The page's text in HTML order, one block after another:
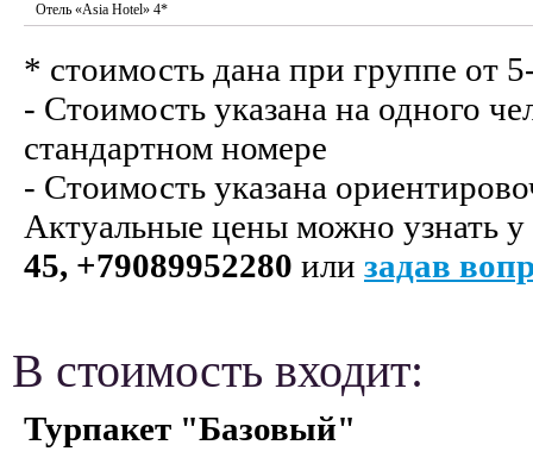
Отель «Asia Hotel» 4*
* стоимость дана при группе от
- Стоимость указана на одного
стандартном номере
- Стоимость указана
Актуальные цены можно узнать
45, +79089952280 или задав
В стоимость входит:
Турпакет "Базовый"